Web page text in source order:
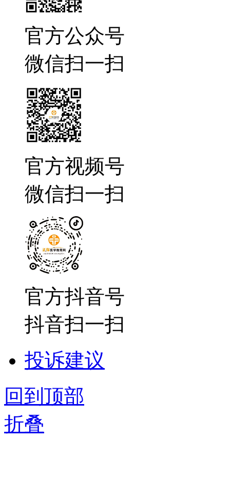
官方公众号
微信扫一扫
官方视频号
微信扫一扫
官方抖音号
抖音扫一扫
投诉建议
回到顶部
折叠